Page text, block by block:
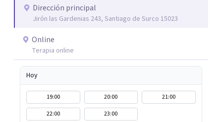
conocimientos para seguir enriqueciendo mi práctica
terapéutica. En resumen, mi objetivo es guiar a quienes
personal, y juntos, emprender un camino de
autodescubrimiento y sanación integral. Agradezco
sinceramente la oportunidad de presentarme, y estoy
disponible para cualquier consulta o apoyo que necesites.
¡Espero tener la oportunidad de trabajar contigo y ser
parte de tu camino hacia una vida plena y significativa!
Dirección principal
Jirón las Gardenias 243, Santiago de Surco 15023
Online
Terapia online
Hoy
19:00 20:00
21:00
22:00
23:00